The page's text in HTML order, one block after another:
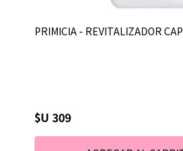
PRIMICIA - REVITALIZADOR
$U 309